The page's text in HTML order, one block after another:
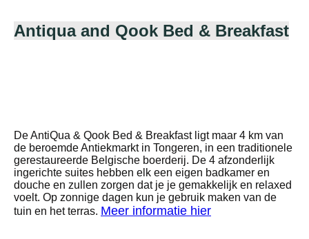
Antiqua and Qook Bed & Breakfast
De AntiQua & Qook Bed & Breakfast ligt maar 4 km van
de beroemde Antiekmarkt in Tongeren, in een traditionele
gerestaureerde Belgische boerderij. De 4 afzonderlijk
ingerichte suites hebben elk een eigen badkamer en
douche en zullen zorgen dat je je gemakkelijk en relaxed
voelt. Op zonnige dagen kun je gebruik maken van de
tuin en het terras. Meer informatie hier